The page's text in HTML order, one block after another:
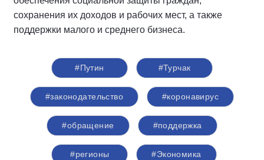
сохранения их доходов и рабочих мест, а также
поддержки малого и среднего бизнеса.
#Путин #Турчак
#законодательство #коронавирус
#обращение #поддержка
#регионы #Экономика